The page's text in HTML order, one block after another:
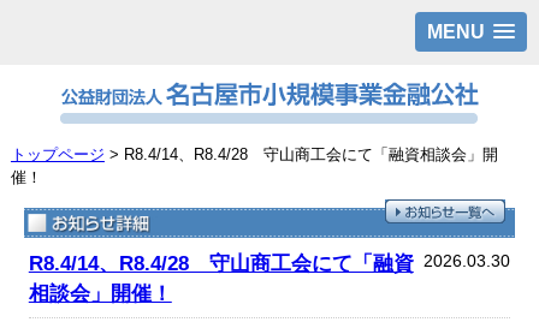
MENU
トップページ > R8.4/14、R8.4/28 守山商工会にて「融資相談会」開
催！
R8.4/14、R8.4/28 守山商工会にて「融資
相談会」開催！
2026.03.30